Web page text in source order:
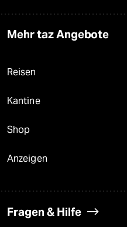
Mehr taz Angebote
Reisen
Kantine
Shop
Anzeigen
Fragen & Hilfe